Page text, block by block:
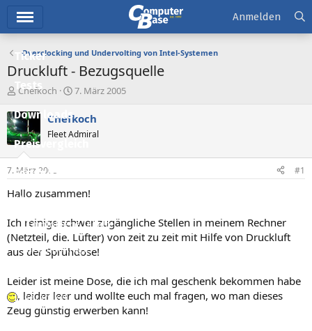
Ticker
Tests
Downloads
Preisvergleich
Forum
Aktuelles
Empfohlene Inhalte
Neue Beiträge
Leserartikel
Anmelden
Overclocking und Undervolting von Intel-Systemen
Druckluft - Bezugsquelle
E
s
t
e
l
e
r
Chefkoch
E
s
e
t
a
7. März 2005
Chefkoch
Fleet Admiral
7. März 2005 #1
Hallo zusammen!
Ich reinige schwer zugängliche Stellen in meinem Rechner
(Netzteil, die. Lüfter) von zeit zu zeit mit Hilfe von Druckluft
aus der Sprühdose!
Leider ist meine Dose, die ich mal geschenk bekommen habe
, leider leer und wollte euch mal fragen, wo man dieses
Zeug günstig erwerben kann!